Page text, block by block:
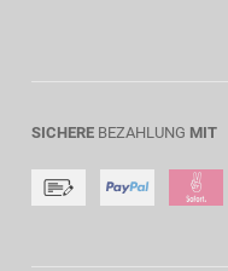
SICHERE BEZAHLUNG MIT